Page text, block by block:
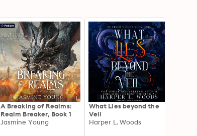
A Breaking of Realms:
Realm Breaker, Book 1
Jasmine Young
What Lies beyond the
Veil
Harper L. Woods